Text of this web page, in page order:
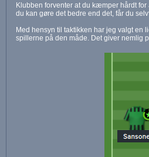
Klubben forventer at du kæmper hårdt
du kan gøre det bedre end det, får du
Med hensyn til taktikken har jeg valgt en
spillerne på den måde. Det giver nemlig